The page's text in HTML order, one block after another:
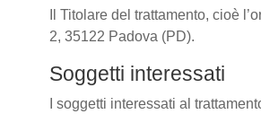
Il Titolare del trattamento, cioè
2, 35122 Padova (PD).
Soggetti interessati
I soggetti interessati al